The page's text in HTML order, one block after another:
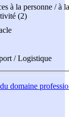
à la personne / à la
(2)
/ Logistique
domaine